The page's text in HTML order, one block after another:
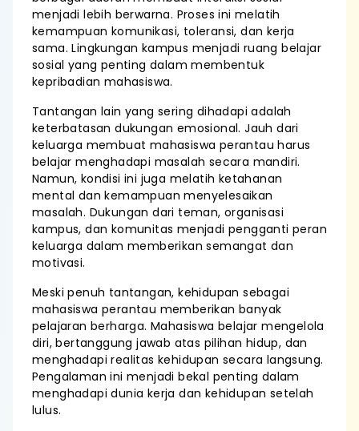
menjadi lebih berwarna. Proses ini melatih
kemampuan komunikasi, toleransi, dan kerja
sama. Lingkungan kampus menjadi ruang belajar
sosial yang penting dalam membentuk
kepribadian mahasiswa.
Tantangan lain yang sering dihadapi adalah
keterbatasan dukungan emosional. Jauh dari
keluarga membuat mahasiswa perantau harus
belajar menghadapi masalah secara mandiri.
Namun, kondisi ini juga melatih ketahanan
mental dan kemampuan menyelesaikan
masalah. Dukungan dari teman, organisasi
kampus, dan komunitas menjadi pengganti peran
keluarga dalam memberikan semangat dan
motivasi.
Meski penuh tantangan, kehidupan sebagai
mahasiswa perantau memberikan banyak
pelajaran berharga. Mahasiswa belajar mengelola
diri, bertanggung jawab atas pilihan hidup, dan
menghadapi realitas kehidupan secara langsung.
Pengalaman ini menjadi bekal penting dalam
menghadapi dunia kerja dan kehidupan setelah
lulus.